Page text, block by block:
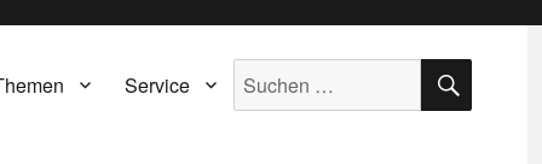
Service
Suche
nach: